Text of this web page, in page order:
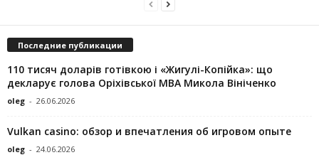
Последние публикации
110 тисяч доларів готівкою і «Жигулі-Копійка»: що
декларує голова Оріхівської МВА Микола Вініченко
oleg - 26.06.2026
Vulkan casino: обзор и впечатления об игровом опыте
oleg - 24.06.2026